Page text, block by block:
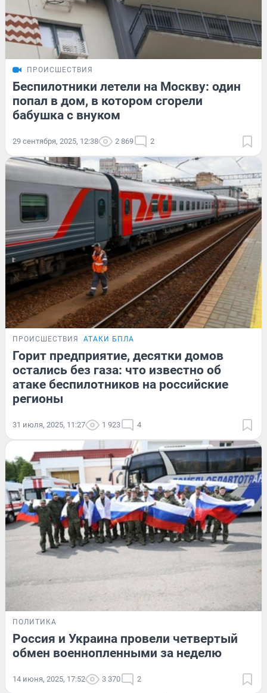
ПРОИСШЕСТВИЯ
Беспилотники летели на Москву: один
попал в дом, в котором сгорели
бабушка с внуком
29 сентября, 2025, 12:38 2 869 2
ПРОИСШЕСТВИЯ АТАКИ БПЛА
Горит предприятие, десятки домов
остались без газа: что известно об
атаке беспилотников на российские
регионы
31 июля, 2025, 11:27 1 923 4
ПОЛИТИКА
Россия и Украина провели четвертый
обмен военнопленными за неделю
14 июня, 2025, 17:52 3 370 2